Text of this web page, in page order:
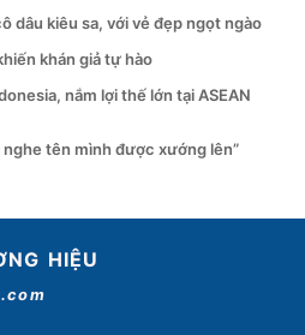
dâu kiêu sa, với vẻ đẹp ngọt ngào
khán giả tự hào
nắm lợi thế lớn tại ASEAN
nghe tên mình được xướng lên”
HIỆU